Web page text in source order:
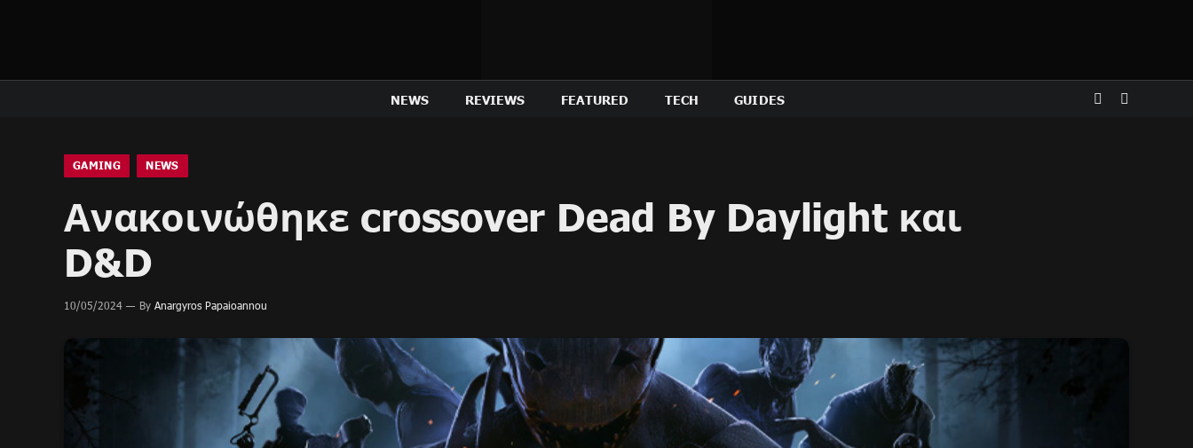
NEWS REVIEWS FEATURED TECH GUIDES
GAMING NEWS
Ανακοινώθηκε crossover Dead By Daylight και
D&D
10/05/2024 By Anargyros Papaioannou